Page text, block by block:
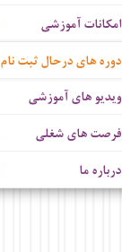
امکانات آموزشی
دوره های درحال ثبت نام
ویدیو های آموزشی
فرصت های شغلی
درباره ما